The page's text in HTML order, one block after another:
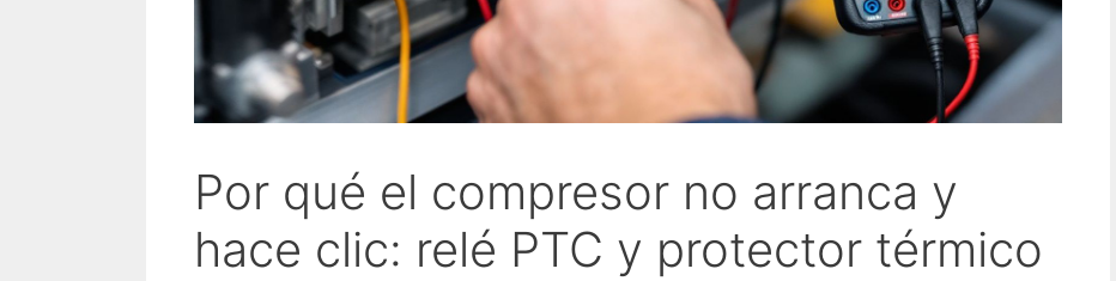
Por qué el compresor no arranca y
hace clic: relé PTC y protector térmico